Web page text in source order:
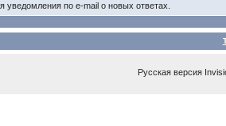
уведомления по e-mail о новых ответах.
Русская версия